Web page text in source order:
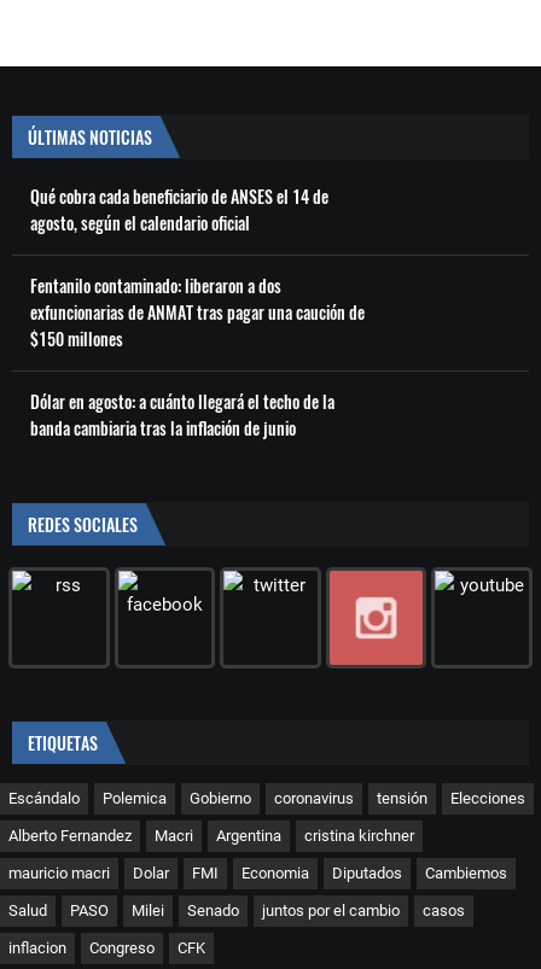
ÚLTIMAS NOTICIAS
Qué cobra cada beneficiario de ANSES el 14 de
agosto, según el calendario oficial
Fentanilo contaminado: liberaron a dos
exfuncionarias de ANMAT tras pagar una caución de
$150 millones
Dólar en agosto: a cuánto llegará el techo de la
banda cambiaria tras la inflación de junio
REDES SOCIALES
ETIQUETAS
Escándalo Polemica Gobierno coronavirus tensión Elecciones
Alberto Fernandez Macri Argentina cristina kirchner
mauricio macri Dolar FMI Economia Diputados Cambiemos
Salud PASO Milei Senado juntos por el cambio casos
inflacion Congreso CFK